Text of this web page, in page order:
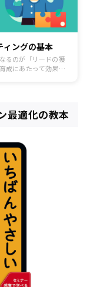
ィングの基本
るのが「リードの獲
成にあたって効果的
最適化の教本